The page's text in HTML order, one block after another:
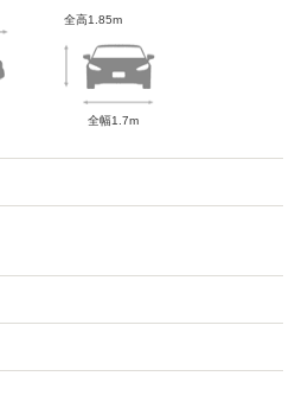
全高1.85m
全幅1.7m